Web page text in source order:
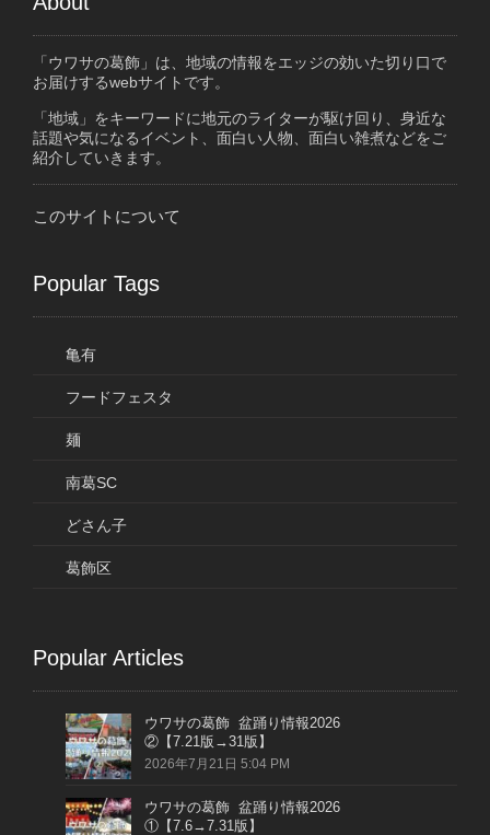
「ウワサの葛飾」は、地域の情報をエッジの効いた切り口で
お届けするwebサイトです。
「地域」をキーワードに地元のライターが駆け回り、身近な
話題や気になるイベント、面白い人物、面白い雑煮などをご
紹介していきます。
このサイトについて
Popular Tags
亀有
フードフェスタ
麺
南葛SC
どさん子
葛飾区
Popular Articles
ウワサの葛飾 盆踊り情報2026
②【7.21版→31版】
2026年7月21日 5:04 PM
ウワサの葛飾 盆踊り情報2026
①【7.6→7.31版】